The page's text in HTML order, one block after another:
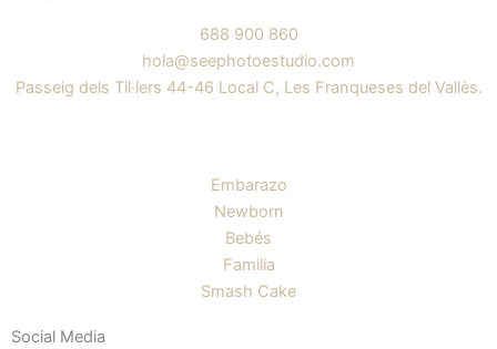
688 900 860
hola@seephotoestudio.com
Passeig dels Til·lers 44-46 Local C, Les Franqueses del Vallès.
Embarazo
Newborn
Bebés
Familia
Smash Cake
Social Media